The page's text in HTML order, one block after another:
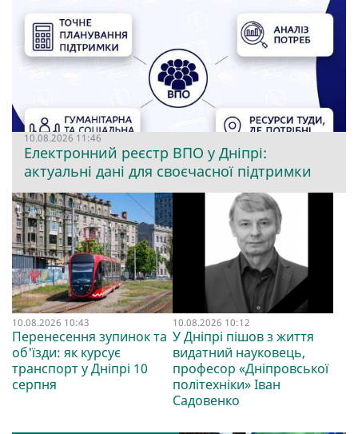
10.08.2026 11:46
Електронний реєстр ВПО у Дніпрі:
актуальні дані для своєчасної підтримки
10.08.2026 10:43
Перенесення зупинок та
об'їзди: як курсує
транспорт у Дніпрі 10
серпня
10.08.2026 10:12
У Дніпрі пішов з життя
видатний науковець,
професор «Дніпровської
політехніки» Іван
Садовенко